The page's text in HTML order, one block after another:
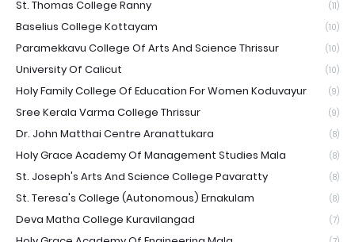
St. Thomas College Ranny (11)
Baselius College Kottayam (10)
Paramekkavu College Of Arts And Science Thrissur (10)
University Of Calicut (10)
Holy Family College Of Education For Women Koduvayur (9)
Sree Kerala Varma College Thrissur (9)
Dr. John Matthai Centre Aranattukara (8)
Holy Grace Academy Of Management Studies Mala (8)
St. Joseph's Arts And Science College Pavaratty (8)
St. Teresa's College (Autonomous) Ernakulam (8)
Deva Matha College Kuravilangad (7)